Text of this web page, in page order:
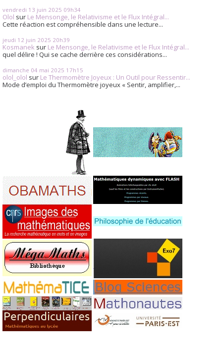
vendredi 13 juin 2025 09h34
Olol sur Le Mensonge, le Relativisme et le Flux Intégral...
Cette réaction est compréhensible dans une lecture...
jeudi 12 juin 2025 20h39
Kosmanek sur Le Mensonge, le Relativisme et le Flux Intégral...
quel délire ! Qui se cache derrière ces considérations...
dimanche 04 mai 2025 17h15
olol_olol sur Le Thermomètre Joyeux : Un Outil pour Ressentir...
Mode d’emploi du Thermomètre joyeux « Sentir, amplifier,...